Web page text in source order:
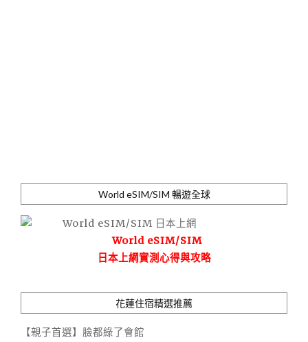
World eSIM/SIM 暢遊全球
World eSIM/SIM
日本上網實測心得與攻略
花蓮住宿精選推薦
【親子首選】臉都綠了會館